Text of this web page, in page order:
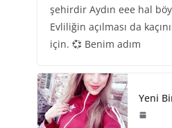
şehirdir Aydın eee hal
Evliliğin açılması da
için. 💞 Benim adım
Yeni